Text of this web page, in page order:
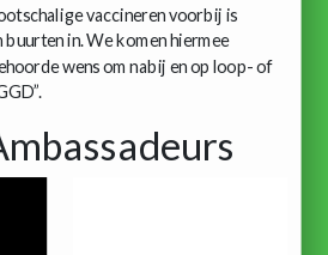
vaccineren voorbij is
buurten in. We komen hiermee
wens om nabij en op loop- of